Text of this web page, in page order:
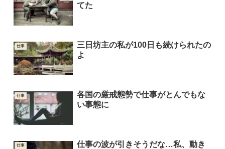
てた
仕事
三日坊主の私が100日も続けられたの
よ
仕事
各国の厳戒態勢で仕事がとんでもな
い事態に
仕事
仕事の波が引きそうだな…私、動き